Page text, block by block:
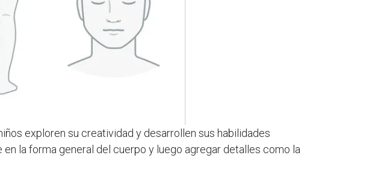
exploren su creatividad y desarrollen sus habilidades
la forma general del cuerpo y luego agregar detalles como la